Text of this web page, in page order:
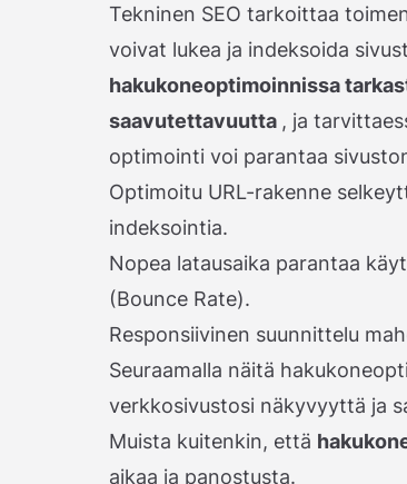
Tekninen SEO tarkoittaa
voivat lukea ja indeksoida
hakukoneoptimoinnissa
saavutettavuutta , ja
optimointi voi parantaa
Optimoitu URL-rakenne
indeksointia.
Nopea latausaika parantaa
(Bounce Rate).
Responsiivinen suunnittelu
Seuraamalla näitä
verkkosivustosi näkyvyyttä ja
Muista kuitenkin, että
aikaa ja panostusta.